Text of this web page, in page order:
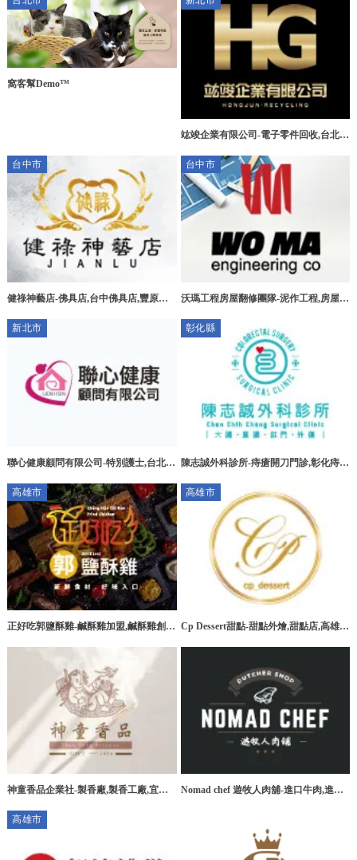
窩客幫Demo™
竑竣企業有限公司-電子零件回收,台北電
電子零件回收
台中市
健祿神藝店-佛具店,台中佛具店,豐原佛
台中市
沃瑪工程房屋翻修團隊-泥作工程,房屋拆
新北市
聯心健康顧問有限公司-特別護士,台北特
彰化縣
陳志誠外科診所-痔瘡開刀門診,彰化痔瘡
高雄市
正好吃郭鹽酥雞-鹹酥雞加盟,鹹酥雞創
高雄市
Cp Dessert甜點-甜點外燴,甜點店,高雄甜
神童香品企業社-製香廠,製香工廠,宜蘭
Nomad chef 遊牧人肉舖-進口牛肉,進口
高雄市